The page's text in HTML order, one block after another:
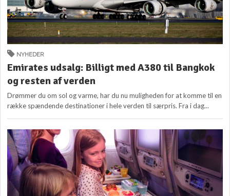
NYHEDER
Emirates udsalg: Billigt med A380 til Bangkok
og resten af verden
Drømmer du om sol og varme, har du nu muligheden for at komme til en
række spændende destinationer i hele verden til særpris. Fra i dag...